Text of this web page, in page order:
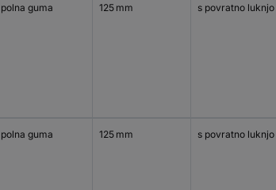
polna guma 125 mm s povratno luknjo
polna guma 125 mm s povratno luknjo